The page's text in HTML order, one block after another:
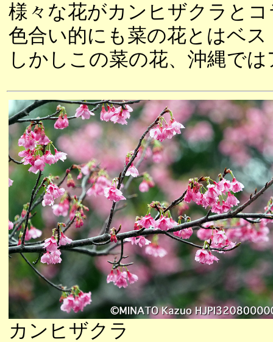
様々な花がカンヒザクラと
色合い的にも菜の花とはベ
しかしこの菜の花、沖縄で
カンヒザクラ